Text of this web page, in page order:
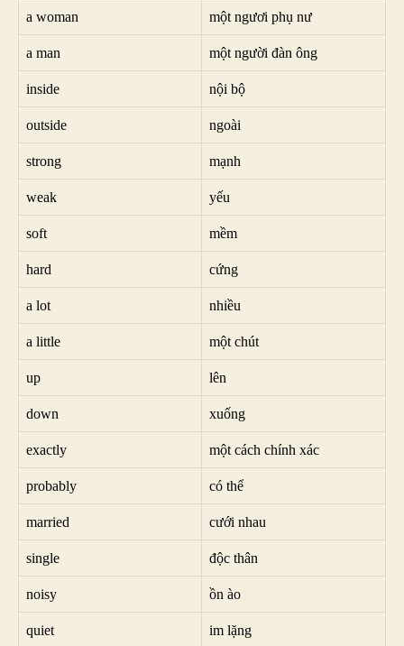
a woman một ngươi phụ nư
a man một người đàn ông
inside nội bộ
outside ngoài
strong mạnh
weak yếu
soft mềm
hard cứng
a lot nhiều
a little một chút
up lên
down xuống
exactly một cách chính xác
probably có thể
married cưới nhau
single độc thân
noisy ồn ào
quiet im lặng